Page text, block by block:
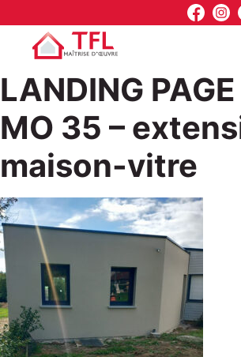
FB IG
LANDING
MO 35 –
maison-vitre